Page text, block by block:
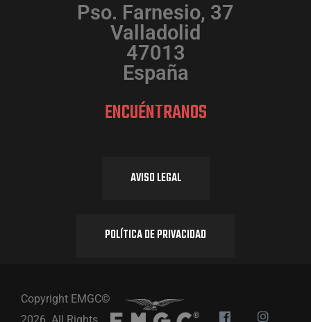
Pso. Farnesio, 37
Valladolid
47013
España
ENCUÉNTRANOS
AVISO LEGAL
POLÍTICA DE PRIVACIDAD
Copyright EMGC©
2026. All Rights